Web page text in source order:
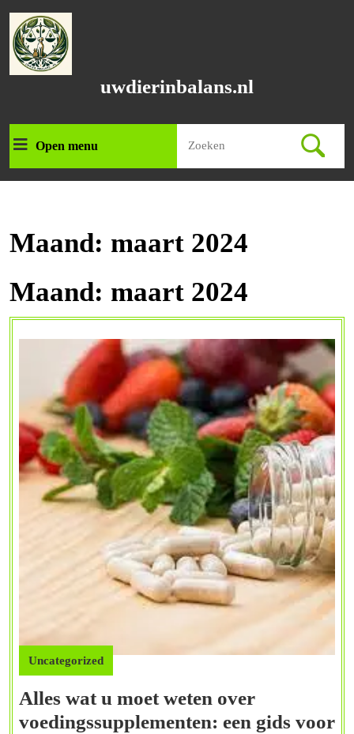
naar
inhoud
uwdierinbalans.nl
Open menuOpen
menu
naar:
Maand: maart 2024
Maand: maart 2024
Uncategorized
Alles wat u moet weten over
voedingssupplementen: een gids voor